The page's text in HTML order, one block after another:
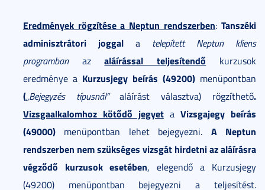
Eredmények rögzítése a Neptun rendszerben:Tanszéki
adminisztrátori joggala telepített Neptun kliens
programbanazaláírással teljesítendő kurzusok
eredménye a Kurzusjegy beírás (49200)menüpontban
(„Bejegyzés típusnál”aláírást választva) rögzíthető.
Vizsgaalkalomhoz kötődő jegyeta Vizsgajegy beírás
(49000)menüpontban lehet bejegyezni. A Neptun
rendszerben nem szükséges vizsgát hirdetni az aláírásra
végződő kurzusok esetében, elegendő a Kurzusjegy
(49200) menüpontban bejegyezni a teljesítést.